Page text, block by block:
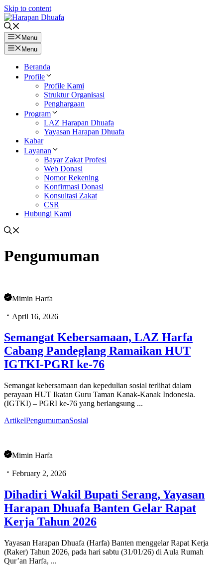
Skip to content
Menu
Menu
Beranda
Profile
Profile Kami
Struktur Organisasi
Penghargaan
Program
LAZ Harapan Dhuafa
Yayasan Harapan Dhuafa
Kabar
Layanan
Bayar Zakat Profesi
Web Donasi
Nomor Rekening
Konfirmasi Donasi
Konsultasi Zakat
CSR
Hubungi Kami
Pengumuman
Mimin Harfa
April 16, 2026
Semangat Kebersamaan, LAZ Harfa
Cabang Pandeglang Ramaikan HUT
IGTKI-PGRI ke-76
Semangat kebersamaan dan kepedulian sosial terlihat dalam
perayaan HUT Ikatan Guru Taman Kanak-Kanak Indonesia.
(IGTKI) – PGRI ke-76 yang berlangsung ...
ArtikelPengumumanSosial
Mimin Harfa
February 2, 2026
Dihadiri Wakil Bupati Serang, Yayasan
Harapan Dhuafa Banten Gelar Rapat
Kerja Tahun 2026
Yayasan Harapan Dhuafa (Harfa) Banten menggelar Rapat Kerja
(Raker) Tahun 2026, pada hari sabtu (31/01/26) di Aula Rumah
Qur’an Harfa, ...